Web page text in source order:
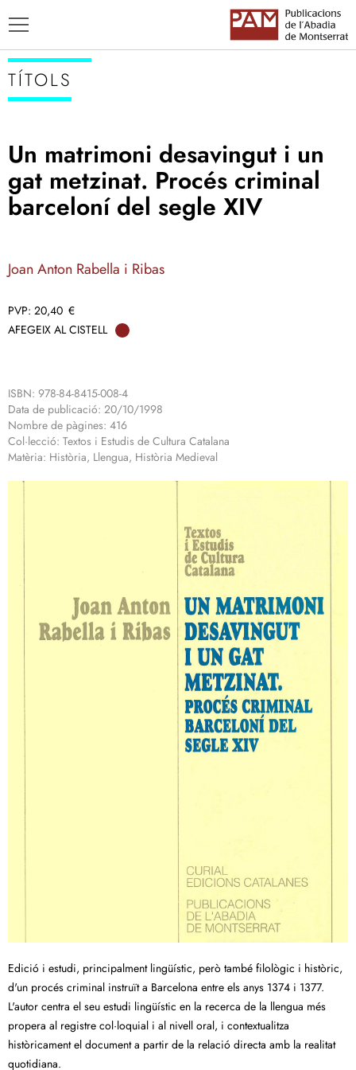
TÍTOLS
AUTORS
ENSENYAMENT CATALÀ
TÍTOLS
Un matrimoni desavingut i un
gat metzinat. Procés criminal
barceloní del segle XIV
Joan Anton Rabella i Ribas
20,40 €
AFEGEIX AL CISTELL
ISBN: 978-84-8415-008-4
Data de publicació: 20/10/1998
Nombre de pàgines: 416
Col·lecció: Textos i Estudis de Cultura Catalana
Matèria: Història, Llengua, Història Medieval
Edició i estudi, principalment lingüístic, però també filològic i històric,
d'un procés criminal instruït a Barcelona entre els anys 1374 i 1377.
L'autor centra el seu estudi lingüístic en la recerca de la llengua més
propera al registre col·loquial i al nivell oral, i contextualitza
històricament el document a partir de la relació directa amb la realitat
quotidiana.